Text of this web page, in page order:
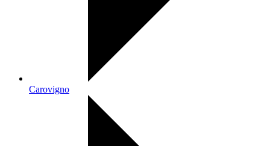
Carovigno